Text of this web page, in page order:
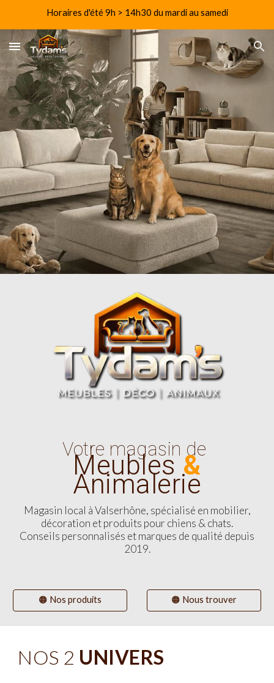
Horaires d'été 9h > 14h30 du mardi au samedi
Votre magasin de
Meubles&
Animalerie
Magasin local à Valserhône, spécialisé en mobilier,
décoration et produits pour chiens & chats.
Conseils personnalisés et marques de qualité depuis
2019.
🟠 Nos produits 🟠 Nous trouver
NOS 2 UNIVERS